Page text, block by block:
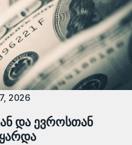
2026
და ევროსთან